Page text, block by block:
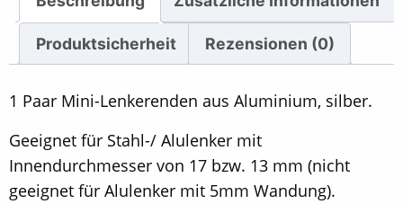
Produktsicherheit Rezensionen (0)
1 Paar Mini-Lenkerenden aus Aluminium, silber.
Geeignet für Stahl-/ Alulenker mit
Innendurchmesser von 17 bzw. 13 mm (nicht
geeignet für Alulenker mit 5mm Wandung).